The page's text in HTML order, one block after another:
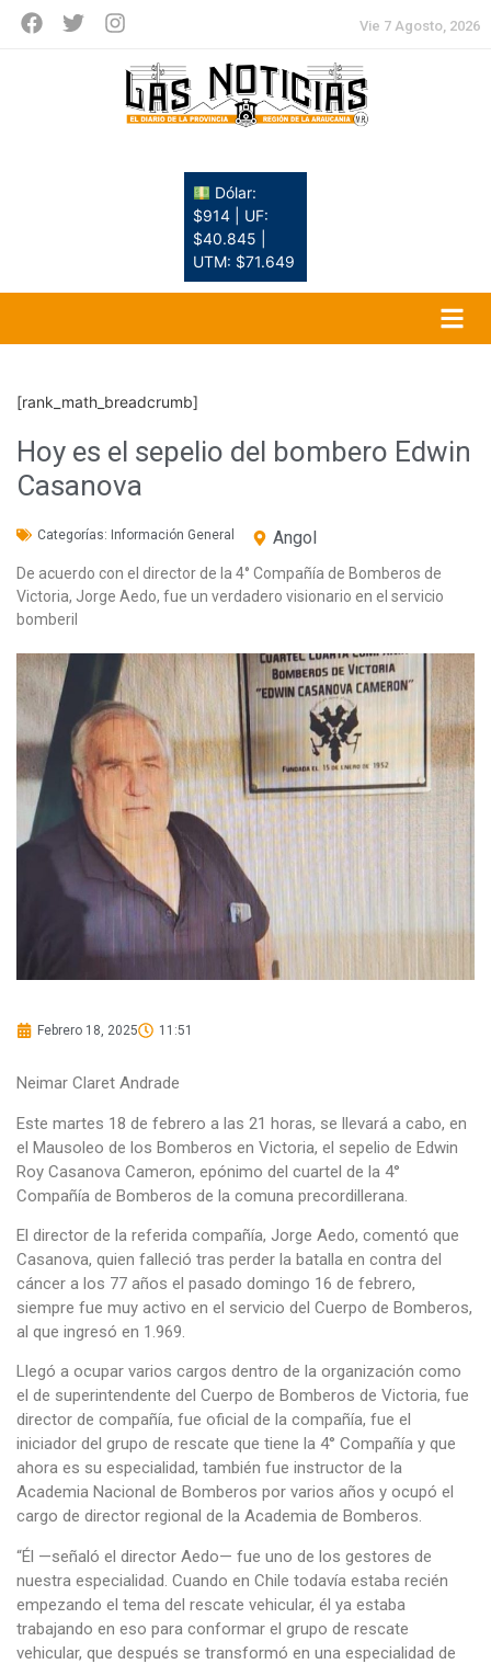
Vie 7 Agosto, 2026
Dólar:
$914 | UF:
$40.845 |
UTM: $71.649
[rank_math_breadcrumb]
Hoy es el sepelio del bombero Edwin
Casanova
Categorías: Información General Angol
De acuerdo con el director de la 4° Compañía de Bomberos de
Victoria, Jorge Aedo, fue un verdadero visionario en el servicio
bomberil
Febrero 18, 2025 11:51
Neimar Claret Andrade
Este martes 18 de febrero a las 21 horas, se llevará a cabo, en
el Mausoleo de los Bomberos en Victoria, el sepelio de Edwin
Roy Casanova Cameron, epónimo del cuartel de la 4°
Compañía de Bomberos de la comuna precordillerana.
El director de la referida compañía, Jorge Aedo, comentó que
Casanova, quien falleció tras perder la batalla en contra del
cáncer a los 77 años el pasado domingo 16 de febrero,
siempre fue muy activo en el servicio del Cuerpo de Bomberos,
al que ingresó en 1.969.
Llegó a ocupar varios cargos dentro de la organización como
el de superintendente del Cuerpo de Bomberos de Victoria, fue
director de compañía, fue oficial de la compañía, fue el
iniciador del grupo de rescate que tiene la 4° Compañía y que
ahora es su especialidad, también fue instructor de la
Academia Nacional de Bomberos por varios años y ocupó el
cargo de director regional de la Academia de Bomberos.
“Él —señaló el director Aedo— fue uno de los gestores de
nuestra especialidad. Cuando en Chile todavía estaba recién
empezando el tema del rescate vehicular, él ya estaba
trabajando en eso para conformar el grupo de rescate
vehicular, que después se transformó en una especialidad de